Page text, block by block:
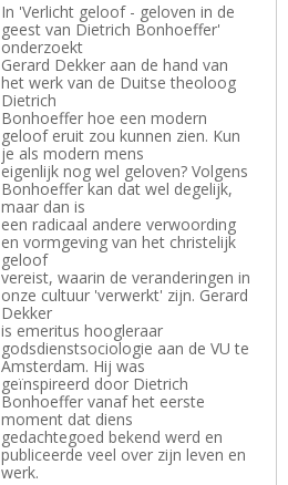
In 'Verlicht geloof - geloven in de
geest van Dietrich Bonhoeffer'
onderzoekt
Gerard Dekker aan de hand van
het werk van de Duitse theoloog
Dietrich
Bonhoeffer hoe een modern
geloof eruit zou kunnen zien. Kun
je als modern mens
eigenlijk nog wel geloven? Volgens
Bonhoeffer kan dat wel degelijk,
maar dan is
een radicaal andere verwoording
en vormgeving van het christelijk
geloof
vereist, waarin de veranderingen in
onze cultuur 'verwerkt' zijn. Gerard
Dekker
is emeritus hoogleraar
godsdienstsociologie aan de VU te
Amsterdam. Hij was
geïnspireerd door Dietrich
Bonhoeffer vanaf het eerste
moment dat diens
gedachtegoed bekend werd en
publiceerde veel over zijn leven en
werk.